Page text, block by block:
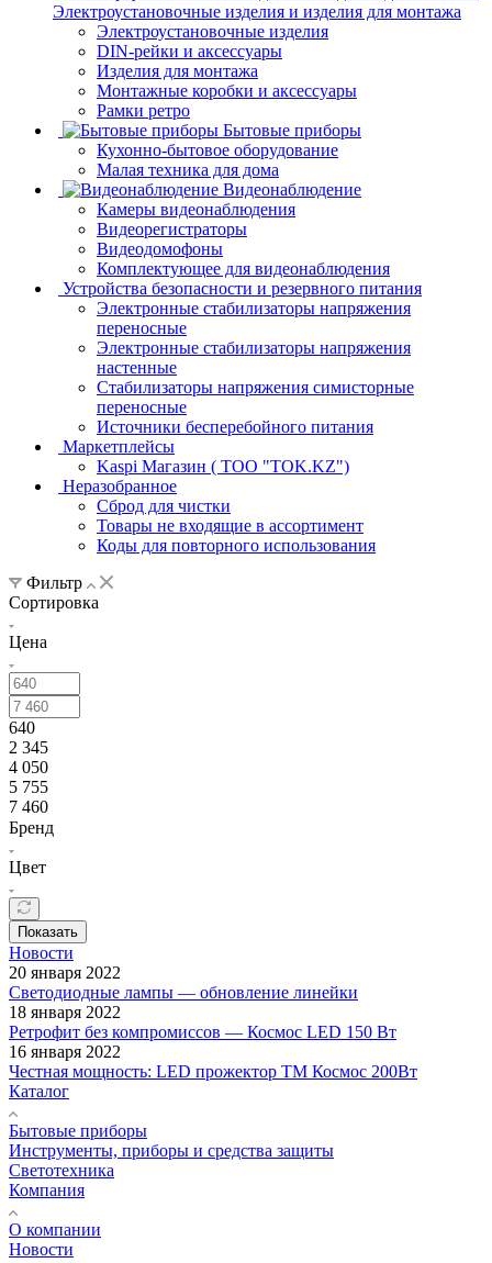
Электроустановочные изделия и изделия для монтажа
Электроустановочные изделия
DIN-рейки и аксессуары
Изделия для монтажа
Монтажные коробки и аксессуары
Рамки ретро
Бытовые приборы
Кухонно-бытовое оборудование
Малая техника для дома
Видеонаблюдение
Камеры видеонаблюдения
Видеорегистраторы
Видеодомофоны
Комплектующее для видеонаблюдения
Устройства безопасности и резервного питания
Электронные стабилизаторы напряжения
переносные
Электронные стабилизаторы напряжения
настенные
Стабилизаторы напряжения симисторные
переносные
Источники бесперебойного питания
Маркетплейсы
Kaspi Магазин ( ТОО "TOK.KZ")
Неразобранное
Сброд для чистки
Товары не входящие в ассортимент
Коды для повторного использования
Фильтр
Сортировка
Цена
640
2 345
4 050
5 755
7 460
Бренд
Цвет
Показать
Новости
20 января 2022
Светодиодные лампы — обновление линейки
18 января 2022
Ретрофит без компромиссов — Космос LED 150 Вт
16 января 2022
Честная мощность: LED прожектор ТМ Космос 200Вт
Каталог
Бытовые приборы
Инструменты, приборы и средства защиты
Светотехника
Компания
О компании
Новости